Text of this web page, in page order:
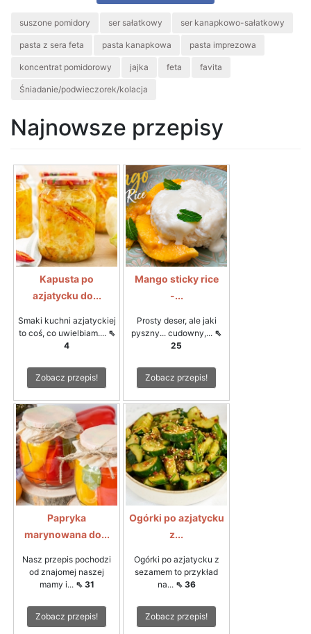
suszone pomidory ser sałatkowy ser kanapkowo-sałatkowy
pasta z sera feta pasta kanapkowa pasta imprezowa
koncentrat pomidorowy jajka feta favita
Śniadanie/podwieczorek/kolacja
Najnowsze przepisy
Kapusta po
azjatycku do...
Smaki kuchni azjatyckiej
to coś, co uwielbiam.... ⇖
4
Zobacz przepis!
Mango sticky rice
-...
Prosty deser, ale jaki
pyszny... cudowny,... ⇖
25
Zobacz przepis!
Papryka
marynowana do...
Nasz przepis pochodzi
od znajomej naszej
mamy i... ⇖ 31
Zobacz przepis!
Ogórki po azjatycku
z...
Ogórki po azjatycku z
sezamem to przykład
na... ⇖ 36
Zobacz przepis!